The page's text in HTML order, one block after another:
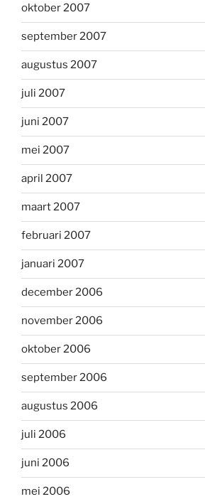
oktober 2007
september 2007
augustus 2007
juli 2007
juni 2007
mei 2007
april 2007
maart 2007
februari 2007
januari 2007
december 2006
november 2006
oktober 2006
september 2006
augustus 2006
juli 2006
juni 2006
mei 2006